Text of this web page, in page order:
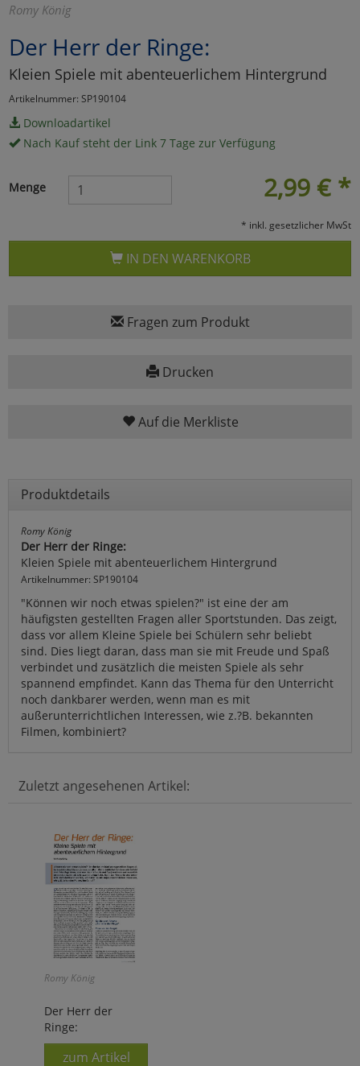
Romy König
Der Herr der Ringe:
Kleien Spiele mit abenteuerlichem Hintergrund
Artikelnummer: SP190104
Downloadartikel
Nach Kauf steht der Link 7 Tage zur Verfügung
2,99 € *
Menge
* inkl. gesetzlicher MwSt
IN DEN WARENKORB
Fragen zum Produkt
Drucken
Auf die Merkliste
Produktdetails
Romy König
Der Herr der Ringe:
Kleien Spiele mit abenteuerlichem Hintergrund
Artikelnummer: SP190104
"Können wir noch etwas spielen?" ist eine der am
häufigsten gestellten Fragen aller Sportstunden. Das zeigt,
dass vor allem Kleine Spiele bei Schülern sehr beliebt
sind. Dies liegt daran, dass man sie mit Freude und Spaß
verbindet und zusätzlich die meisten Spiele als sehr
spannend empfindet. Kann das Thema für den Unterricht
noch dankbarer werden, wenn man es mit
außerunterrichtlichen Interessen, wie z.?B. bekannten
Filmen, kombiniert?
Zuletzt angesehenen Artikel:
Romy König
Der Herr der
Ringe:
zum Artikel
Umfragetools
Cookies
Alle Akzeptieren
zurück
zu Haupptseite